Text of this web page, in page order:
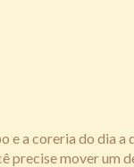
e a coreria do dia
precise mover um